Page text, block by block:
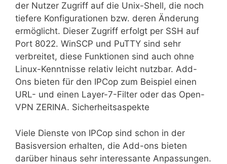
der Nutzer Zugriff auf die Unix-Shell, die noch
tiefere Konfigurationen bzw. deren Änderung
ermöglicht. Dieser Zugriff erfolgt per SSH auf
Port 8022. WinSCP und PuTTY sind sehr
verbreitet, diese Funktionen sind auch ohne
Linux-Kenntnisse relativ leicht nutzbar. Add-
Ons bieten für den IPCop zum Beispiel einen
URL- und einen Layer-7-Filter oder das Open-
VPN ZERINA. Sicherheitsaspekte
Viele Dienste von IPCop sind schon in der
Basisversion erhalten, die Add-ons bieten
darüber hinaus sehr interessante Anpassungen.